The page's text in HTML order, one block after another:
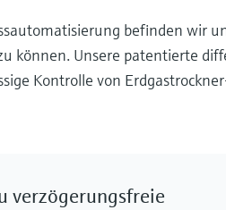
befinden wir
Unsere patentierte
Kontrolle von
verzögerungsfreie